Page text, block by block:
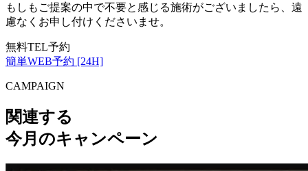
もしもご提案の中で不要と感じる施術がございましたら、遠
慮なくお申し付けくださいませ。
無料TEL予約
簡単WEB予約 [24H]
CAMPAIGN
関連する
今月のキャンペーン